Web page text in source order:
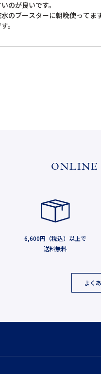
のが良いです。
のブースターに朝晩使ってます
。
ONLINE
6,600円（税込）以上で
送料無料
よく